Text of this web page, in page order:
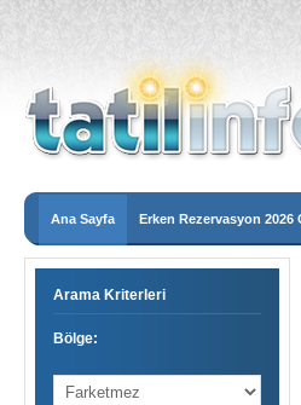
Ana Sayfa Erken Rezervasyon 2026
Arama Kriterleri
Bölge: